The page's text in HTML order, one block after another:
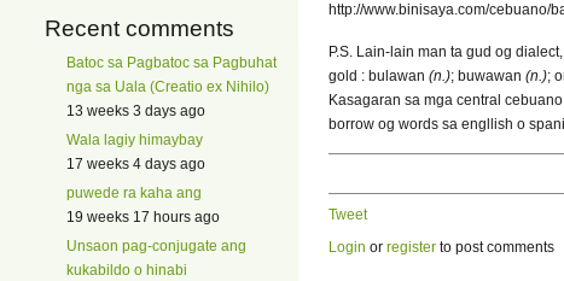
Recent comments
Batoc sa Pagbatoc sa Pagbuhat
nga sa Uala (Creatio ex Nihilo)
13 weeks 3 days ago
Wala lagiy himaybay
17 weeks 4 days ago
puwede ra kaha ang
19 weeks 17 hours ago
Unsaon pag-conjugate ang
kukabildo o hinabi
http://www.binisaya.com/cebuano/
P.S. Lain-lain man ta gud og
gold : bulawan (n.); buwawan (n.);
Kasagaran sa mga central
borrow og words sa engllish o
Tweet
Login or register to post comments